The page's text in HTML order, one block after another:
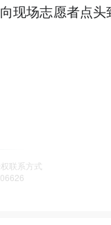
现场志愿者点
联系方式